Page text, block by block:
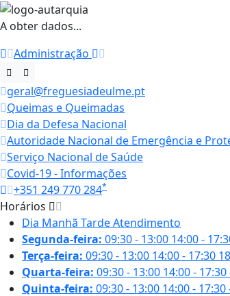
A obter dados...
Administração
geral@freguesiadeulme.pt
Queimas e Queimadas
Dia da Defesa Nacional
Autoridade Nacional de Emergência e
Serviço Nacional de Saúde
Covid-19 - Informações
+351 249 770 284*
Horários
Dia Manhã TardeAtendimento
Segunda-feira: 09:30 - 13:00 14:00 -
Terça-feira: 09:30 - 13:00 14:00 - 17:30
Quarta-feira: 09:30 - 13:00 14:00 - 17:30
Quinta-feira: 09:30 - 13:00 14:00 - 17:30